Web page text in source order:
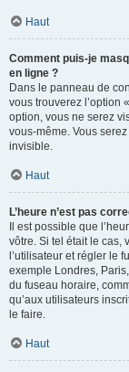
Haut
Comment puis-je
en ligne ?
Dans le panneau de
vous trouverez l’option
option, vous ne serez
vous-même. Vous
invisible.
Haut
L’heure n’est pas
Il est possible que
vôtre. Si tel était le cas,
l’utilisateur et régler le
exemple Londres,
du fuseau horaire,
qu’aux utilisateurs
le faire.
Haut